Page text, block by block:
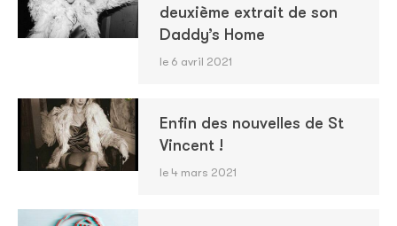
deuxième extrait de son
Daddy’s Home
le 6 avril 2021
Enfin des nouvelles de St
Vincent !
le 4 mars 2021